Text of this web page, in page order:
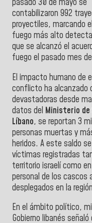
pasado 30 de mayo se
contabilizaron 992
proyectiles, marcando
fuego más alto
que se alcanzó el
fuego el pasado mes
El impacto humano de
conflicto ha alcanzado
devastadoras desde
datos del Ministerio de
Líbano, se reportan 3
personas muertas y
heridos. A este saldo
víctimas registradas
territorio israelí como
personal de los cascos
desplegados en la
En el ámbito político,
Gobierno libanés señaló